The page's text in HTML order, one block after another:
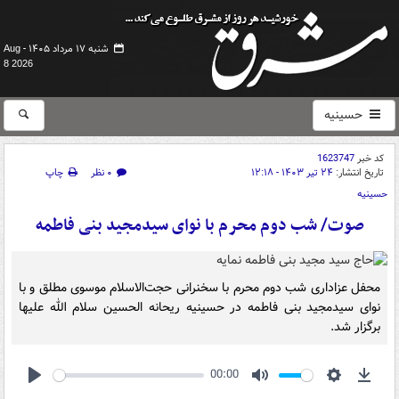
شنبه ۱۷ مرداد ۱۴۰۵ -
Aug
8 2026
حسینیه
کد خبر1623747
تاریخ انتشار: ۲۴ تیر ۱۴۰۳ - ۱۲:۱۸ ۰ نظر
چاپ
حسینیه
صوت/ شب دوم محرم با نوای سیدمجید بنی فاطمه
محفل عزاداری شب دوم محرم با سخنرانی حجت‌الاسلام موسوی مطلق و با
نوای سیدمجید بنی فاطمه در حسینیه ریحانه الحسین سلام الله علیها
برگزار شد.
00:00